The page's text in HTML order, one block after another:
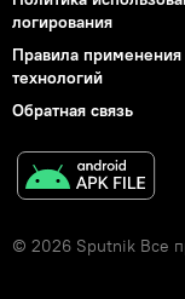
логирования
Правила
технологий
Обратная связь
© 2026 Sputnik Все